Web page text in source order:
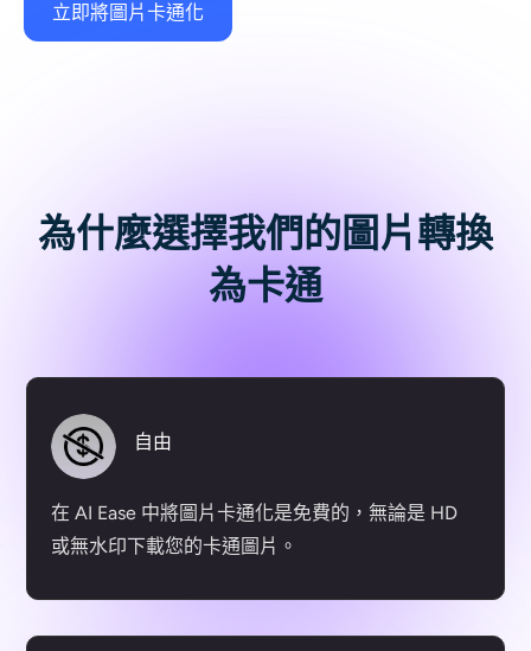
立即將圖片卡通化
為什麼選擇我們的圖片轉換
為卡通
自由
在 AI Ease 中將圖片卡通化是免費的，無論是 HD
或無水印下載您的卡通圖片。